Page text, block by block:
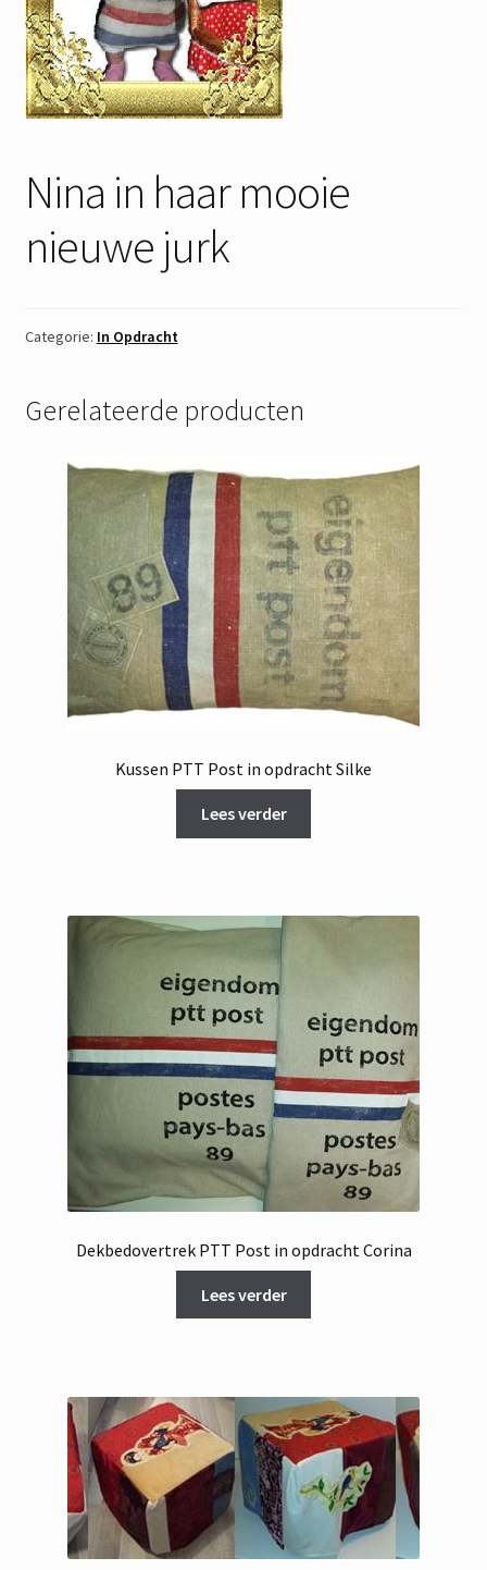
Nina in haar mooie
nieuwe jurk
Categorie: In Opdracht
Gerelateerde producten
Kussen PTT Post in opdracht Silke
Lees verder
Dekbedovertrek PTT Post in opdracht Corina
Lees verder